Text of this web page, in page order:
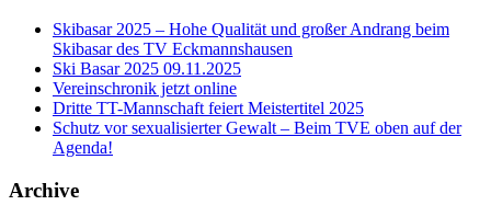
Skibasar 2025 – Hohe Qualität und großer Andrang beim
Skibasar des TV Eckmannshausen
Ski Basar 2025 09.11.2025
Vereinschronik jetzt online
Dritte TT-Mannschaft feiert Meistertitel 2025
Schutz vor sexualisierter Gewalt – Beim TVE oben auf der
Agenda!
Archive